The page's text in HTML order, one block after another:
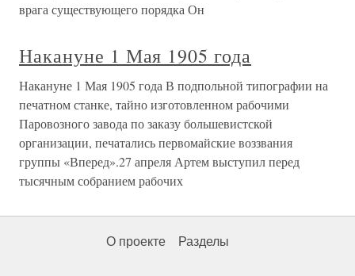
врага существующего порядка Он
Накануне 1 Мая 1905 года
Накануне 1 Мая 1905 года В подпольной типографии на
печатном станке, тайно изготовленном рабочими
Паровозного завода по заказу большевистской
организации, печатались первомайские воззвания
группы «Вперед».27 апреля Артем выступил перед
тысячным собранием рабочих
О проекте Разделы